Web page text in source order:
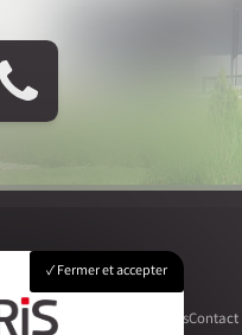
Topographie Autres activitésContact
Fermer et accepter